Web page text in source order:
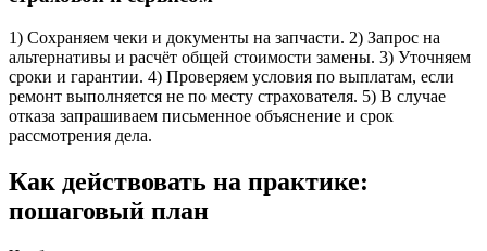
1) Сохраняем чеки и документы на запчасти. 2) Запрос на
альтернативы и расчёт общей стоимости замены. 3) Уточняем
сроки и гарантии. 4) Проверяем условия по выплатам, если
ремонт выполняется не по месту страхователя. 5) В случае
отказа запрашиваем письменное объяснение и срок
рассмотрения дела.
Как действовать на практике:
пошаговый план